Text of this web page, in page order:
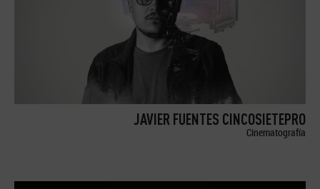
JAVIER FUENTES CINCOSIETEPRO
Cinematografía